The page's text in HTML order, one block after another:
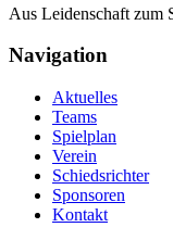
Aus Leidenschaft zum
Navigation
Aktuelles
Teams
Spielplan
Verein
Schiedsrichter
Sponsoren
Kontakt